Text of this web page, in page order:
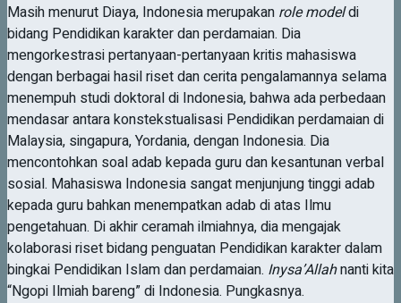
Masih menurut Diaya, Indonesia merupakan role modeldi
bidang Pendidikan karakter dan perdamaian. Dia
mengorkestrasi pertanyaan-pertanyaan kritis mahasiswa
dengan berbagai hasil riset dan cerita pengalamannya selama
menempuh studi doktoral di Indonesia, bahwa ada perbedaan
mendasar antara konstekstualisasi Pendidikan perdamaian di
Malaysia, singapura, Yordania, dengan Indonesia. Dia
mencontohkan soal adab kepada guru dan kesantunan verbal
sosial. Mahasiswa Indonesia sangat menjunjung tinggi adab
kepada guru bahkan menempatkan adab di atas Ilmu
pengetahuan. Di akhir ceramah ilmiahnya, dia mengajak
kolaborasi riset bidang penguatan Pendidikan karakter dalam
bingkai Pendidikan Islam dan perdamaian. Inysa’Allahnanti kita
“Ngopi Ilmiah bareng” di Indonesia. Pungkasnya.